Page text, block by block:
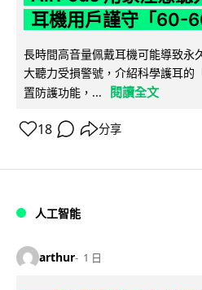
耳機用戶謹守「60-
長時間高音量佩戴耳機可能導致永
大聽力受損警號，介紹科學護耳
置防護功能，...
閱讀全文
18 分享
人工智能
arthur 1 日